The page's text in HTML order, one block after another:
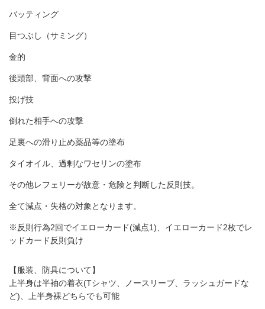
バッティング
目つぶし（サミング）
金的
後頭部、背面への攻撃
投げ技
倒れた相手への攻撃
足裏への滑り止め薬品等の塗布
タイオイル、過剰なワセリンの塗布
その他レフェリーが故意・危険と判断した反則技。
全て減点・失格の対象となります。
※反則行為2回でイエローカード(減点1)、イエローカード2枚でレ
ッドカード反則負け
【服装、防具について】
上半身は半袖の着衣(Tシャツ、ノースリーブ、ラッシュガードな
ど)、上半身裸どちらでも可能